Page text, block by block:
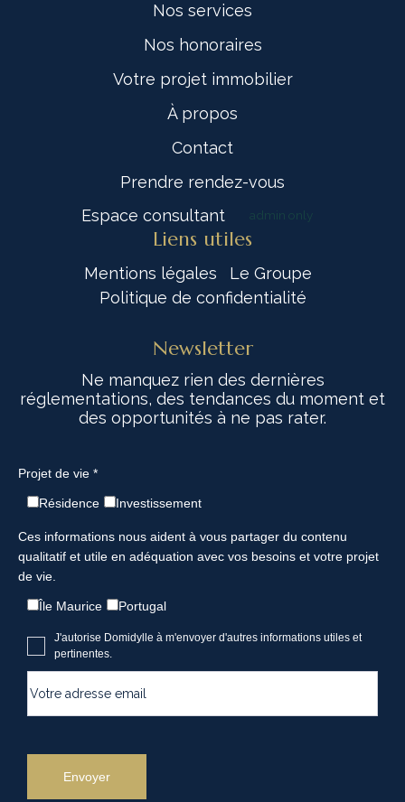
Nos services
Nos honoraires
Votre projet immobilier
À propos
Contact
Prendre rendez-vous
Espace consultant
admin only
Liens utiles
Mentions légales
Le Groupe
Politique de confidentialité
Newsletter
Ne manquez rien des dernières
réglementations, des tendances du moment et
des opportunités à ne pas rater.
Projet de vie *
Résidence Investissement
Ces informations nous aident à vous partager du contenu
qualitatif et utile en adéquation avec vos besoins et votre projet
de vie.
Île Maurice Portugal
J'autorise Domidylle à m'envoyer d'autres informations utiles et
pertinentes.